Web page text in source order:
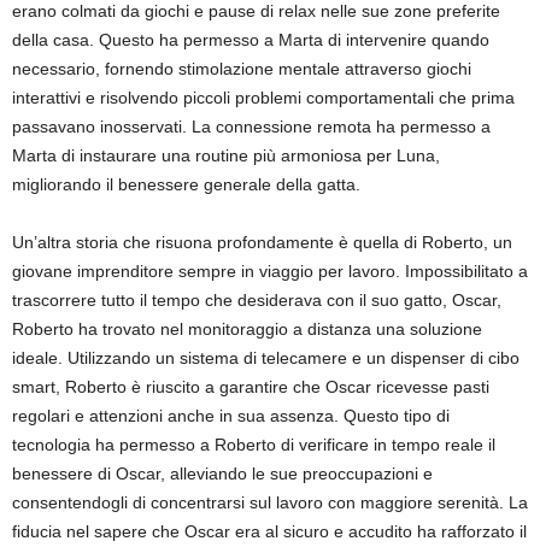
erano colmati da giochi e pause di relax nelle sue zone preferite
della casa. Questo ha permesso a Marta di intervenire quando
necessario, fornendo stimolazione mentale attraverso giochi
interattivi e risolvendo piccoli problemi comportamentali che prima
passavano inosservati. La connessione remota ha permesso a
Marta di instaurare una routine più armoniosa per Luna,
migliorando il benessere generale della gatta.
Un’altra storia che risuona profondamente è quella di Roberto, un
giovane imprenditore sempre in viaggio per lavoro. Impossibilitato a
trascorrere tutto il tempo che desiderava con il suo gatto, Oscar,
Roberto ha trovato nel monitoraggio a distanza una soluzione
ideale. Utilizzando un sistema di telecamere e un dispenser di cibo
smart, Roberto è riuscito a garantire che Oscar ricevesse pasti
regolari e attenzioni anche in sua assenza. Questo tipo di
tecnologia ha permesso a Roberto di verificare in tempo reale il
benessere di Oscar, alleviando le sue preoccupazioni e
consentendogli di concentrarsi sul lavoro con maggiore serenità. La
fiducia nel sapere che Oscar era al sicuro e accudito ha rafforzato il